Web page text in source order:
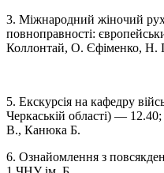
3. Міжнародний жіночий
повноправності:
Коллонтай, О. Єфіменко, Н.
5. Екскурсія на кафедру
Черкаській області) —
В., Канюка Б.
6. Ознайомлення з